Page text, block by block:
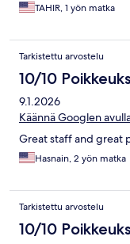
TAHIR, 1 yön matka
Tarkistettu arvostelu
10/10
9.1.2026
Käännä Googlen
Great staff and great
Hasnain, 2 yön matka
Tarkistettu arvostelu
10/10